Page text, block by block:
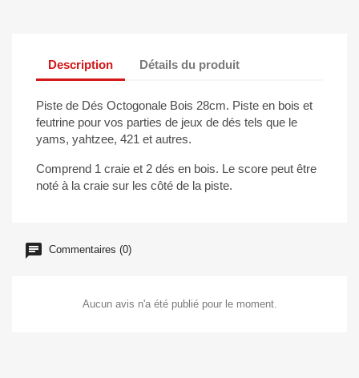
Description Détails du produit
Piste de Dés Octogonale Bois 28cm. Piste en bois et
feutrine pour vos parties de jeux de dés tels que le
yams, yahtzee, 421 et autres.
Comprend 1 craie et 2 dés en bois. Le score peut être
noté à la craie sur les côté de la piste.
Commentaires (0)
Aucun avis n'a été publié pour le moment.